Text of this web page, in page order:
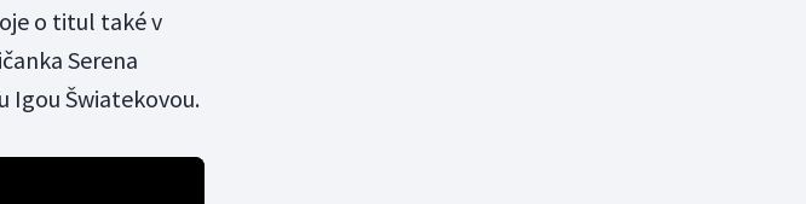
o titul také v
Serena
Igou Šwiatekovou.